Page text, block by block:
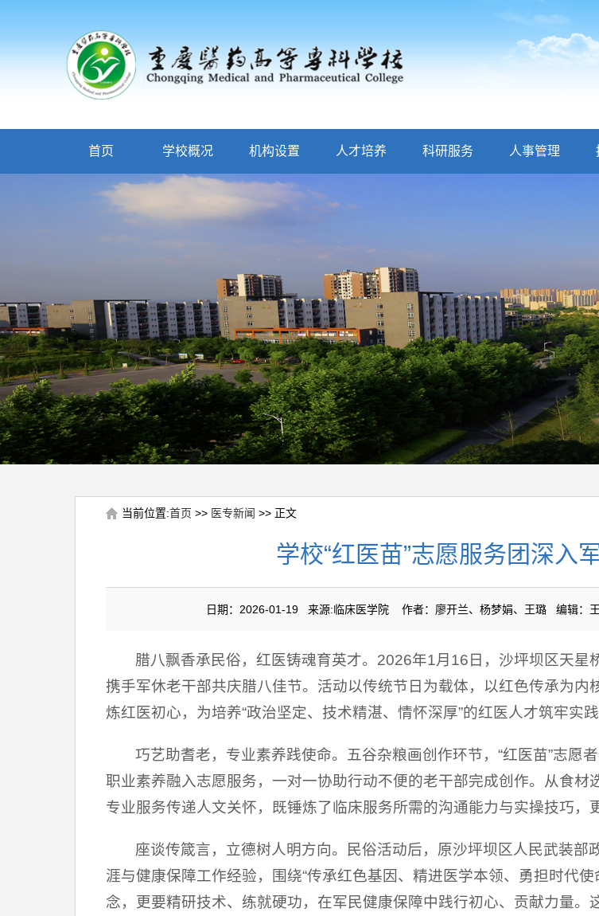
首页 学校概况 机构设置 人才培养 科研服务 人事管理
当前位置:首页 >> 医专新闻 >> 正文
学校“红医苗”志愿服务团深入
日期：2026-01-19 来源:临床医学院 作者：廖开兰、杨梦娟、王璐 编辑：
腊八飘香承民俗，红医铸魂育英才。2026年1月16日，沙坪坝区天星
携手军休老干部共庆腊八佳节。活动以传统节日为载体，以红色传承为
炼红医初心，为培养“政治坚定、技术精湛、情怀深厚”的红医人才筑牢实践
巧艺助耆老，专业素养践使命。五谷杂粮画创作环节，“红医苗”志愿
职业素养融入志愿服务，一对一协助行动不便的老干部完成创作。从食
专业服务传递人文关怀，既锤炼了临床服务所需的沟通能力与实操技巧，
座谈传箴言，立德树人明方向。民俗活动后，原沙坪坝区人民武装
涯与健康保障工作经验，围绕“传承红色基因、精进医学本领、勇担时代
念，更要精研技术、练就硬功，在军民健康保障中践行初心、贡献力量